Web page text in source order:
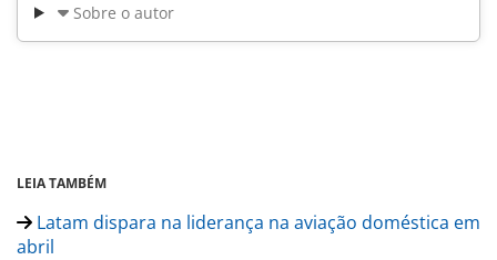
Sobre o autor
LEIA TAMBÉM
Latam dispara na liderança na aviação doméstica em
abril